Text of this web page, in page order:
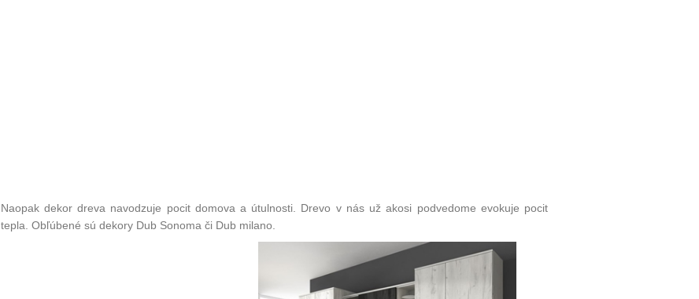
Naopak dekor dreva navodzuje pocit domova a útulnosti. Drevo v nás už akosi podvedome evokuje pocit
tepla. Obľúbené sú dekory Dub Sonoma či Dub milano.